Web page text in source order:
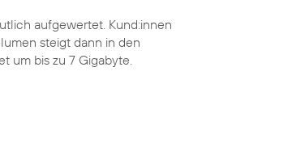
aufgewertet. Kund:innen
steigt dann in den
um bis zu 7 Gigabyte.